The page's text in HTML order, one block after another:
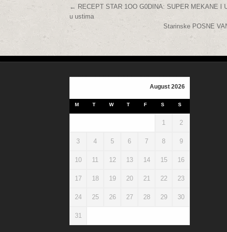
Post navigation
← RECEPT STAR 1OO G0DINA: SUPER MEKANE I
u ustima
Starinske POSNE
August 2026
M T W T F S S
1 2
3 4 5 6 7 8 9
10 11 12 13 14 15 16
17 18 19 20 21 22 23
24 25 26 27 28 29 30
31